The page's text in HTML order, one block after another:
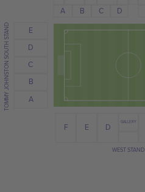
GALLERY
D
E
F
A
B
C
D
E
A B C D
WEST STAND
TOMMY JOHNSTON SOUTH STAND